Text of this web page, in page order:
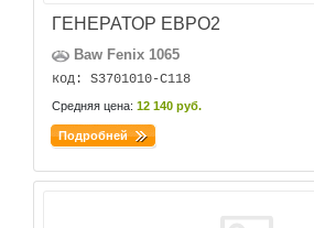
ГЕНЕРАТОР ЕВРО2
Baw Fenix 1065
код: S3701010-C118
Средняя цена: 12 140 руб.
Подробней